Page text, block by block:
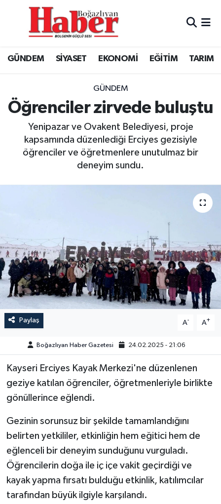
GÜNDEM SİYASET EKONOMİ EĞİTİM TARIM
GÜNDEM
Öğrenciler zirvede buluştu
Yenipazar ve Ovakent Belediyesi, proje
kapsamında düzenlediği Erciyes gezisiyle
öğrenciler ve öğretmenlere unutulmaz bir
deneyim sundu.
Paylaş A- A+
Boğazlıyan Haber Gazetesi 24.02.2025 - 21:06
Kayseri Erciyes Kayak Merkezi'ne düzenlenen
geziye katılan öğrenciler, öğretmenleriyle birlikte
gönüllerince eğlendi.
Gezinin sorunsuz bir şekilde tamamlandığını
belirten yetkililer, etkinliğin hem eğitici hem de
eğlenceli bir deneyim sunduğunu vurguladı.
Öğrencilerin doğa ile iç içe vakit geçirdiği ve
kayak yapma fırsatı bulduğu etkinlik, katılımcılar
tarafından büyük ilgiyle karşılandı.
GÜNDEM
SİYASET
EĞİTİM
TARIM
Yazarlar
GÜNDEM
EKONOMİ
EĞİTİM
SPOR
Boğazlıyan Hava Durumu
Boğazlıyan Trafik Yoğunluk Haritası
TFF 3.Lig 3.Grup Puan Durumu ve Fikstür
Tüm Manşetler
Son Dakika Haberleri